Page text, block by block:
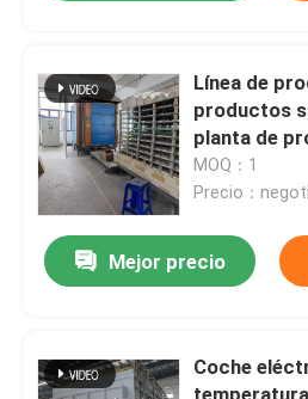
Línea de
productos
planta de
cerámica
producción
MOQ：1
Precio：
Mejor precio
Coche